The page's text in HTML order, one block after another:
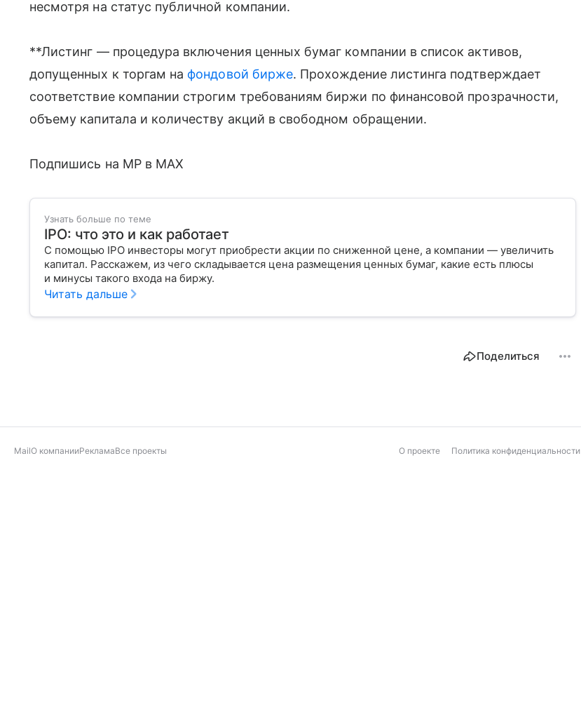
несмотря на статус публичной компании.
**Листинг — процедура включения ценных бумаг компании в список активов,
допущенных к торгам на фондовой бирже. Прохождение листинга подтверждает
соответствие компании строгим требованиям биржи по финансовой прозрачности,
объему капитала и количеству акций в свободном обращении.
Подпишись на MP в MAX
Узнать больше по теме
IPO: что это и как работает
С помощью IPO инвесторы могут приобрести акции по сниженной цене, а компании — увеличить
капитал. Расскажем, из чего складывается цена размещения ценных бумаг, какие есть плюсы
и минусы такого входа на биржу.
Читать дальше
Поделиться
MailО компанииРекламаВсе проекты О проекте Политика конфиденциальности